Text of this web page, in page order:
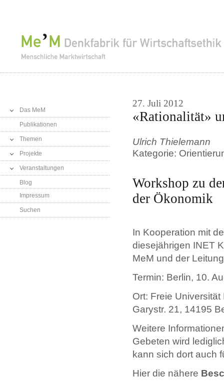
27. Juli 2012
«Rationalität»
Ulrich Thielemann
Kategorie:
Workshop zu
der Ökonomik
In Kooperation mit
diesejährigen INET
MeM und der
Termin: Berlin, 10.
Ort: Freie
Garystr. 21, 14195
Weitere
Gebeten wird
kann sich dort auch
Hier die nähere
Das MeM
Publikationen
Themen
Projekte
Veranstaltungen
Blog
Impressum
Suchen